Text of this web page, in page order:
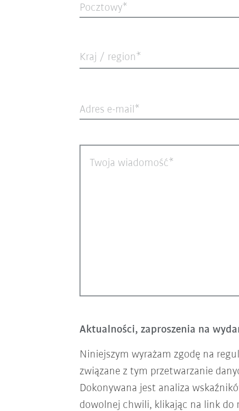
Pocztowy
Kraj / region*
Adres e-mail
Twoja wiadomość
Aktualności, zaproszenia na
Niniejszym wyrażam zgodę na
związane z tym przetwarzanie
Dokonywana jest analiza
dowolnej chwili, klikając na link do